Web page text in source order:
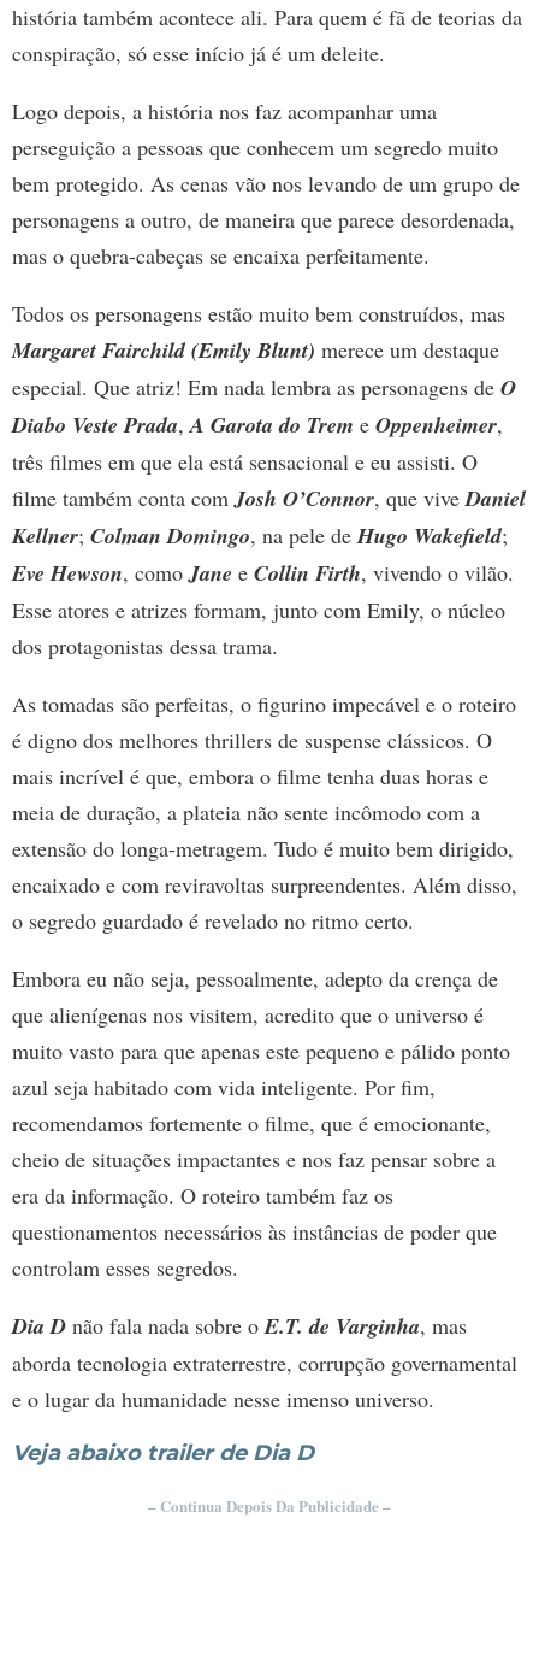
história também acontece ali. Para quem é fã de teorias da
conspiração, só esse início já é um deleite.
Logo depois, a história nos faz acompanhar uma
perseguição a pessoas que conhecem um segredo muito
bem protegido. As cenas vão nos levando de um grupo de
personagens a outro, de maneira que parece desordenada,
mas o quebra-cabeças se encaixa perfeitamente.
Todos os personagens estão muito bem construídos, mas
Margaret Fairchild (Emily Blunt) merece um destaque
especial. Que atriz! Em nada lembra as personagens de O
Diabo Veste Prada,A Garota do Trem e Oppenheimer,
três filmes em que ela está sensacional e eu assisti. O
filme também conta comJosh O’Connor, que viveDaniel
Kellner; Colman Domingo, na pele deHugo Wakefield;
Eve Hewson, comoJane e Collin Firth, vivendo o vilão.
Esse atores e atrizes formam, junto com Emily, o núcleo
dos protagonistas dessa trama.
As tomadas são perfeitas, o figurino impecável e o roteiro
é digno dos melhores thrillers de suspense clássicos. O
mais incrível é que, embora o filme tenha duas horas e
meia de duração, a plateia não sente incômodo com a
extensão do longa-metragem. Tudo é muito bem dirigido,
encaixado e com reviravoltas surpreendentes. Além disso,
o segredo guardado é revelado no ritmo certo.
Embora eu não seja, pessoalmente, adepto da crença de
que alienígenas nos visitem, acredito que o universo é
muito vasto para que apenas este pequeno e pálido ponto
azul seja habitado com vida inteligente. Por fim,
recomendamos fortemente o filme, que é emocionante,
cheio de situações impactantes e nos faz pensar sobre a
era da informação. O roteiro também faz os
questionamentos necessários às instâncias de poder que
controlam esses segredos.
Dia D não fala nada sobre oE.T. de Varginha, mas
aborda tecnologia extraterrestre, corrupção governamental
e o lugar da humanidade nesse imenso universo.
Veja abaixo trailer de Dia D
– Continua Depois Da Publicidade –